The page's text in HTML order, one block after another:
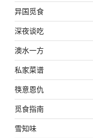
异国觅食
深夜谈吃
澳水一方
私家菜谱
筷意恩仇
觅食指南
雪知味